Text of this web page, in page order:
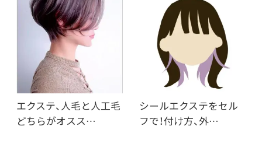
エクステ、人毛と人工毛
どちらがオスス…
シールエクステをセル
フで！付け方、外…